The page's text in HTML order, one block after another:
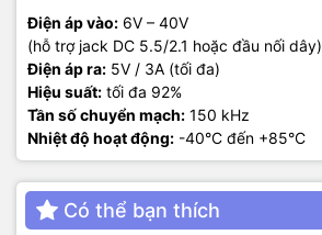
Điện áp vào: 6V – 40V
(hỗ trợ jack DC 5.5/2.1 hoặc đầu nối dây)
Điện áp ra: 5V / 3A (tối đa)
Hiệu suất: tối đa 92%
Tần số chuyển mạch: 150 kHz
Nhiệt độ hoạt động: -40°C đến +85°C
Có thể bạn thích